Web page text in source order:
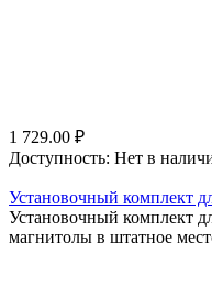
1 729.00 ₽
Доступность: Нет в
Установочный комплект
Установочный комплект
магнитолы в штатное